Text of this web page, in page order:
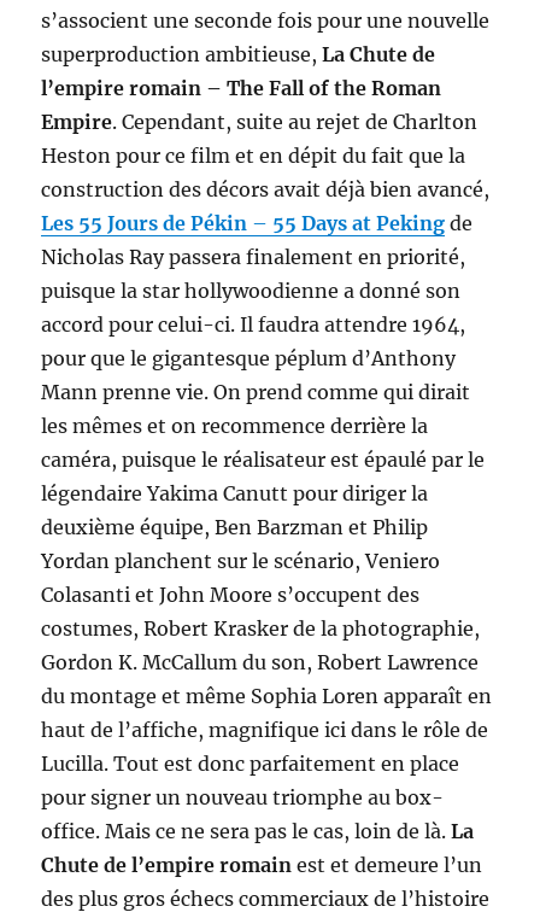
s’associent une seconde fois pour une nouvelle
superproduction ambitieuse,La Chute de
l’empire romain – The Fall of the Roman
Empire. Cependant, suite au rejet de Charlton
Heston pour ce film et en dépit du fait que la
construction des décors avait déjà bien avancé,
Les 55 Jours de Pékin – 55 Days at Peking de
Nicholas Ray passera finalement en priorité,
puisque la star hollywoodienne a donné son
accord pour celui-ci. Il faudra attendre 1964,
pour que le gigantesque péplum d’Anthony
Mann prenne vie. On prend comme qui dirait
les mêmes et on recommence derrière la
caméra, puisque le réalisateur est épaulé par le
légendaire Yakima Canutt pour diriger la
deuxième équipe, Ben Barzman et Philip
Yordan planchent sur le scénario, Veniero
Colasanti et John Moore s’occupent des
costumes, Robert Krasker de la photographie,
Gordon K. McCallum du son, Robert Lawrence
du montage et même Sophia Loren apparaît en
haut de l’affiche, magnifique ici dans le rôle de
Lucilla. Tout est donc parfaitement en place
pour signer un nouveau triomphe au box-
office. Mais ce ne sera pas le cas, loin de là.La
Chute de l’empire romain est et demeure l’un
des plus gros échecs commerciaux de l’histoire